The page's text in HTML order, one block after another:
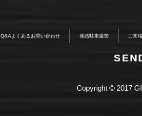
Q&Aよくあるお問い合わせ 迷惑駐車厳禁 ご来
Copyright © 2017